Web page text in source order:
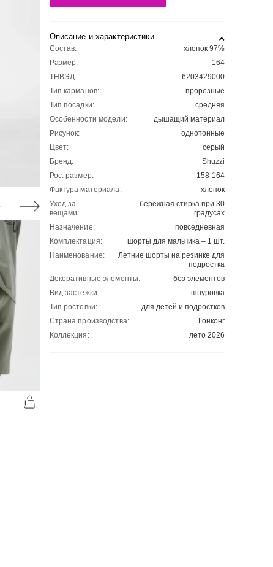
Описание и характеристики
Состав:
хлопок 97%
Размер:
164
ТНВЭД:
6203429000
Тип карманов:
прорезные
Тип посадки:
средняя
Особенности модели:
дышащий материал
Рисунок:
однотонные
Цвет:
серый
Бренд:
Shuzzi
Рос. размер:
158-164
Фактура материала:
хлопок
Уход за
вещами:
бережная стирка при 30
градусах
Назначение:
повседневная
Комплектация:
шорты для мальчика – 1 шт.
Наименование:
Летние шорты на резинке для
подростка
Декоративные элементы:
без элементов
Вид застежки:
шнуровка
Тип ростовки:
для детей и подростков
Страна производства:
Гонконг
Коллекция:
лето 2026